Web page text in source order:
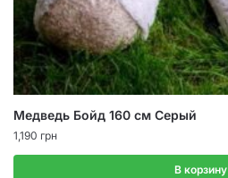
Медведь Бойд 160 см Серый
1,190 грн
В корзину